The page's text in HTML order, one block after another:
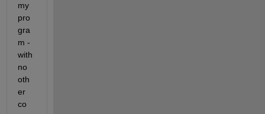
my
pro
gra
m -
with
no
oth
er
co